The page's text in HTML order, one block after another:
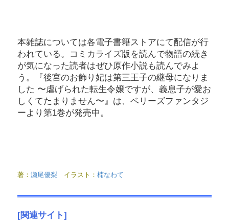
本雑誌については各電子書籍ストアにて配信が行
われている。コミカライズ版を読んで物語の続き
が気になった読者はぜひ原作小説も読んでみよ
う。『後宮のお飾り妃は第三王子の継母になりま
した 〜虐げられた転生令嬢ですが、義息子が愛お
しくてたまりません〜』は、ベリーズファンタジ
ーより第1巻が発売中。
著： 瀬尾優梨 イラスト： 楠なわて
[関連サイト]